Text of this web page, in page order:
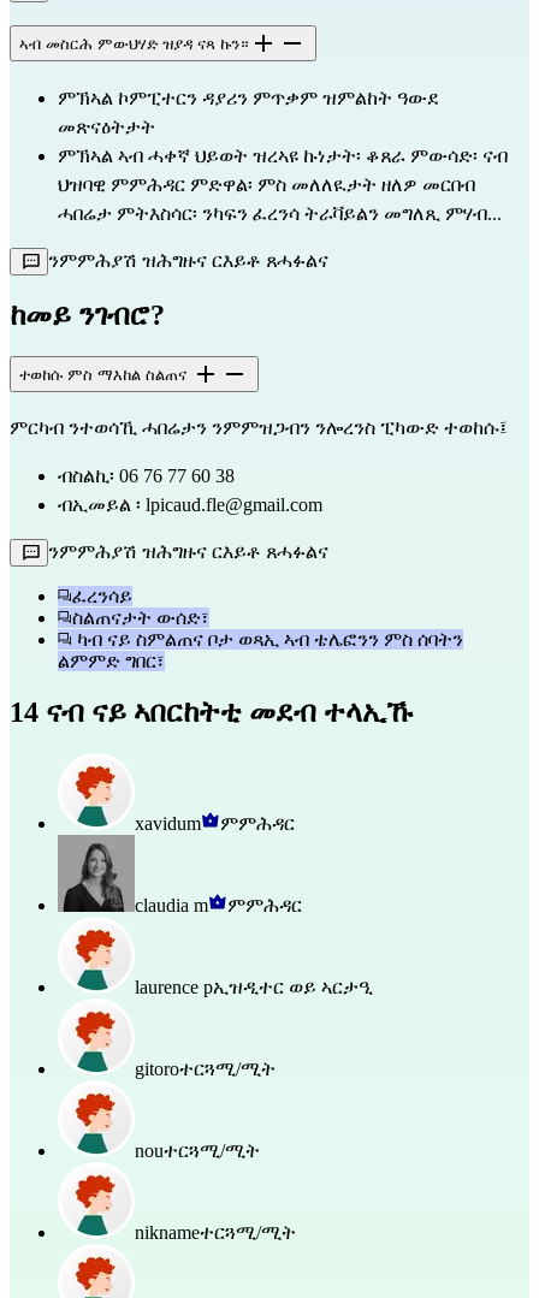
ኣብ መስርሕ ምውህሃድ ዝያዳ ናጻ ኩን።
ምኽኣል ኮምፒተርን ዳያሪን ምጥቃም ዝምልከት ዓውደ
መጽናዕትታት
ምኽኣል ኣብ ሓቀኛ ህይወት ዝረኣዩ ኩነታት፡ ቆጸራ ምውሳድ፡ ናብ
ህዝባዊ ምምሕዳር ምድዋል፡ ምስ መለለዪታት ዘለዎ መርበብ
ሓበሬታ ምትእስሳር፡ ንካፍን ፈረንሳ ትራቫይልን መግለጺ ምሃብ...
ንምምሕያሽ ዝሕግዙና ርእይቶ ጸሓፉልና
ከመይ ንገብሮ?
ተወከሱ ምስ ማእከል ስልጠና
ምርካብ ንተወሳኺ ሓበሬታን ንምምዝጋብን ንሎረንስ ፒካውድ ተወከሱ፤
ብስልኪ፡ 06 76 77 60 38
ብኢመይል ፡ lpicaud.fle@gmail.com
ንምምሕያሽ ዝሕግዙና ርእይቶ ጸሓፉልና
ፈረንሳይ
ስልጠናታት ውሰድ፣
ካብ ናይ ስምልጠና ቦታ ወጻኢ ኣብ ቴሌፎንን ምስ ሰባትን
ልምምድ ግበር፣
14 ናብ ናይ ኣበርከትቲ መደብ ተላኢኹ
xavidum ምምሕዳር
claudia m ምምሕዳር
laurence pኢዝዲተር ወይ ኣርታዒ
gitoroተርጓሚ/ሚት
nouተርጓሚ/ሚት
niknameተርጓሚ/ሚት